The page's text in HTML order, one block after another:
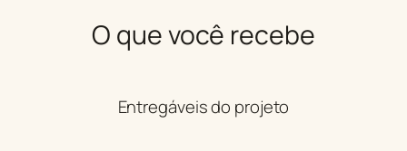
O que você recebe
Entregáveis do projeto